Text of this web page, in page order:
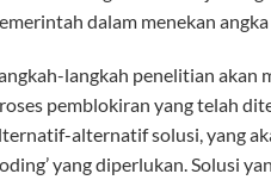
dalam menekan
langkah penelitian akan
pemblokiran yang telah
alternatif solusi, yang
yang diperlukan. Solusi